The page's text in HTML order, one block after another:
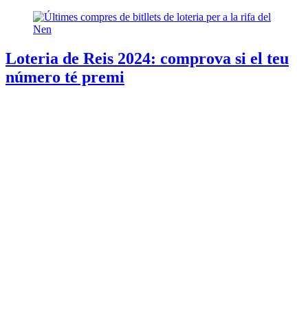
Loteria de Reis 2024: comprova si el teu
número té premi